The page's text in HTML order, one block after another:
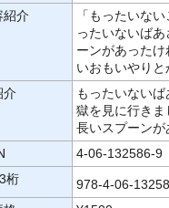
紹介
「もったいな
ったいないば
ーンがあった
いおもいやりと
介
もったいない
獄を見に行き
長いスプーンが
4-06-132586-9
桁
978-4-06-